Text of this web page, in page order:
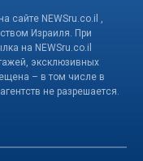
сайте NEWSru.co.il ,
Израиля. При
на NEWSru.co.il
эксклюзивных
– в том числе в
не разрешается.